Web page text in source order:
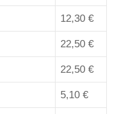
12,30 €
22,50 €
22,50 €
5,10 €